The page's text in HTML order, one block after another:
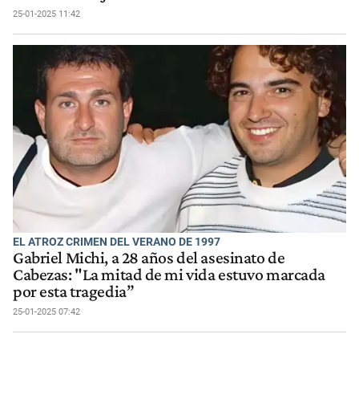
25-01-2025 11:42
EL ATROZ CRIMEN DEL VERANO DE 1997
Gabriel Michi, a 28 años del asesinato de
Cabezas: "La mitad de mi vida estuvo marcada
por esta tragedia”
25-01-2025 07:42